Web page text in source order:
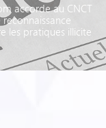
accorde au CNCT
les pratiques illicite